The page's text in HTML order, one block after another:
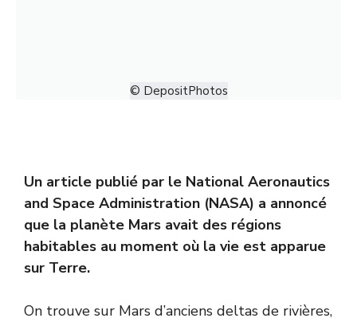
© DepositPhotos
Un article publié par le National Aeronautics
and Space Administration (NASA) a annoncé
que la planète Mars avait des régions
habitables au moment où la vie est apparue
sur Terre.
On trouve sur Mars d’anciens deltas de rivières,